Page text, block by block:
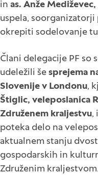
in as. Anže Mediževec,
uspela, soorganizatorji
okrepiti sodelovanje
Člani delegacije PF so
udeležili še sprejema
Slovenije v Londonu,
Štiglic, veleposlanica
Združenem kraljestvu,
poteka delo na
aktualnem stanju
gospodarskih in
Združenim